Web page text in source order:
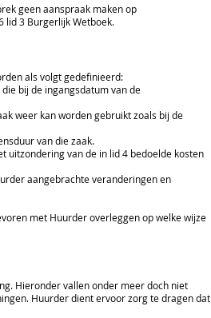
geen aanspraak maken op
lid 3 Burgerlijk Wetboek.
als volgt gedefinieerd:
bij de ingangsdatum van de
weer kan worden gebruikt zoals bij de
van die zaak.
uitzondering van de in lid 4 bedoelde kosten
aangebrachte veranderingen en
met Huurder overleggen op welke wijze
Hieronder vallen onder meer doch niet
Huurder dient ervoor zorg te dragen dat